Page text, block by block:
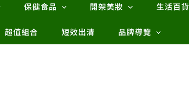
保健食品 開架美妝 生活百貨
超值組合 短效出清 品牌導覽